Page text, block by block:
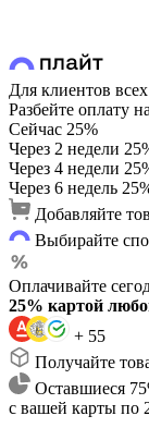
Для клиентов
Разбейте оплату
Сейчас 25%
Через 2 недели
Через 4 недели
Через 6 недель
Добавляйте
Выбирайте
Оплачивайте
25% картой
+ 55
Получайте
Оставшиеся
с вашей карты по